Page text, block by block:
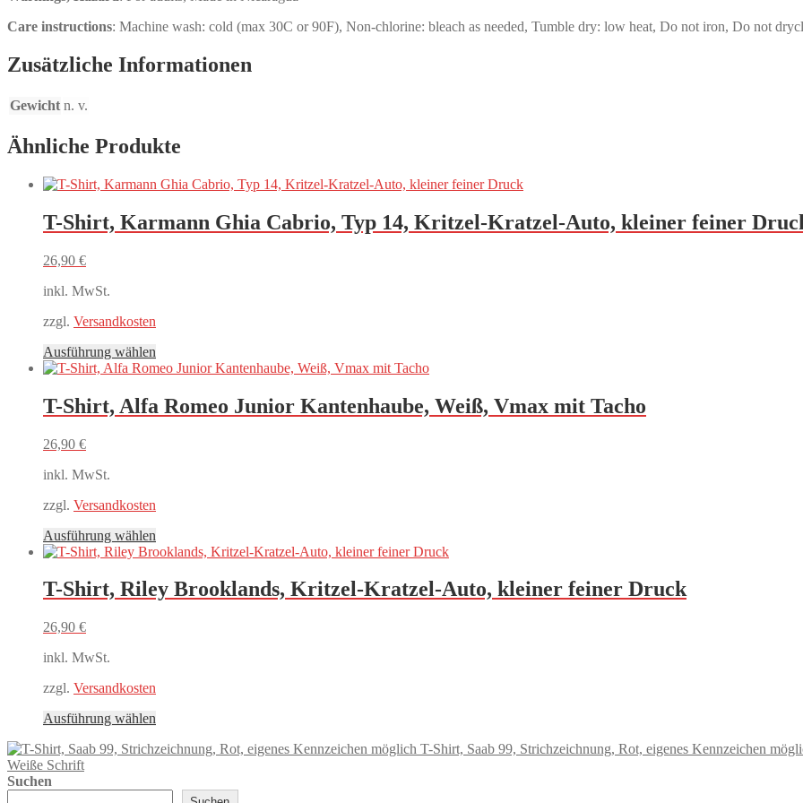
Care instructions: Machine wash: cold (max 30C or 90F), Non-chlorine: bleach as needed, Tumble dry: low heat, Do not iron, Do not
Zusätzliche Informationen
Gewicht n. v.
Ähnliche Produkte
T-Shirt, Karmann Ghia Cabrio, Typ 14, Kritzel-Kratzel-Auto, kleiner feiner
26,90 €
inkl. MwSt.
zzgl. Versandkosten
Ausführung wählen
Produkt
mehrere
Varianten
der
gewählt
werden
T-Shirt, Alfa Romeo Junior Kantenhaube, Weiß, Vmax mit Tacho
26,90 €
inkl. MwSt.
zzgl. Versandkosten
Ausführung wählen
Produkt
mehrere
Varianten
der
gewählt
werden
T-Shirt, Riley Brooklands, Kritzel-Kratzel-Auto, kleiner feiner Druck
26,90 €
inkl. MwSt.
zzgl. Versandkosten
Ausführung wählen
weist
T-Shirt, Saab 99, Strichzeichnung, Rot, eigenes Kennzeichen
Weiße Schrift
Suchen